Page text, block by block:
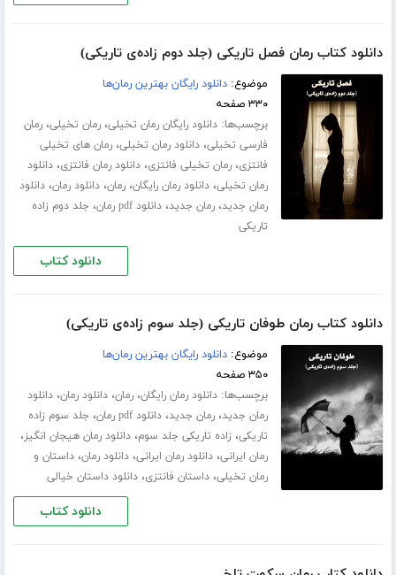
دانلود کتاب رمان فصل تاریکی (جلد دوم زاده‌ی تاریکی)
موضوع:دانلود رایگان بهترین رمان‌ها
۳۳۰ صفحه
برچسب‌ها:دانلود رایگان رمان تخیلی،رمان تخیلی،رمان
فارسی تخیلی،دانلود رمان تخیلی،رمان های تخیلی
فانتزی،رمان تخیلی فانتزی،دانلود رمان فانتزی،دانلود
رمان تخیلی،دانلود رمان رایگان،رمان،دانلود رمان،دانلود
رمان جدید،رمان جدید،دانلود pdf رمان ، جلد دوم زاده
تاریکی
دانلود کتاب
دانلود کتاب رمان طوفان تاریکی (جلد سوم زاده‌ی تاریکی)
موضوع:دانلود رایگان بهترین رمان‌ها
۳۵۰ صفحه
برچسب‌ها:دانلود رمان رایگان،رمان،دانلود رمان،دانلود
رمان جدید،رمان جدید،دانلود pdf رمان ، جلد سوم زاده
تاریکی، زاده تاریکی جلد سوم،دانلود رمان هیجان انگیز،
رمان ایرانی،دانلود رمان ایرانی،دانلود رمان،داستان و
رمان تخیلی،داستان فانتزی،دانلود داستان خیالی
دانلود کتاب